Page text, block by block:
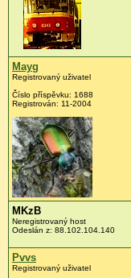
Mayg
Registrovaný uživatel
Číslo příspěvku: 1688
Registrován: 11-2004
MKzB
Neregistrovaný host
Odeslán z: 88.102.104.140
Pvvs
Registrovaný uživatel